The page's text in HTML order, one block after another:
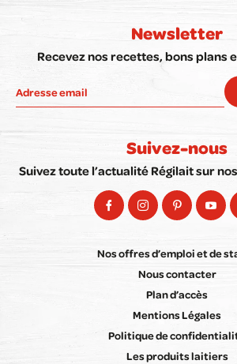
Newsletter
Recevez nos recettes, bons plans
Suivez-nous
Suivez toute l’actualité Régilait sur
Nos offres d’emploi et de
Nous contacter
Plan d’accès
Mentions Légales
Politique de
Les produits laitiers